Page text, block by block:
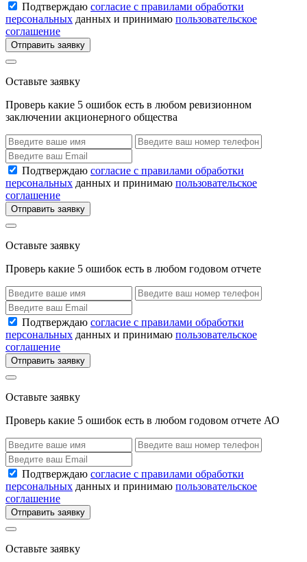
Подтверждаю согласие с правилами обработки
персональных данных и принимаю пользовательское
соглашение
Отправить заявку
Оставьте заявку
Проверь какие 5 ошибок есть в любом ревизионном
заключении акционерного общества
Подтверждаю согласие с правилами обработки
персональных данных и принимаю пользовательское
соглашение
Отправить заявку
Оставьте заявку
Проверь какие 5 ошибок есть в любом годовом отчете
Подтверждаю согласие с правилами обработки
персональных данных и принимаю пользовательское
соглашение
Отправить заявку
Оставьте заявку
Проверь какие 5 ошибок есть в любом годовом отчете АО
Подтверждаю согласие с правилами обработки
персональных данных и принимаю пользовательское
соглашение
Отправить заявку
Оставьте заявку